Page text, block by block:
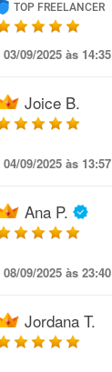
TOP FREELANCER
03/09/2025 às 14:35
Joice B.
04/09/2025 às 13:57
Ana P.
08/09/2025 às 23:40
Jordana T.